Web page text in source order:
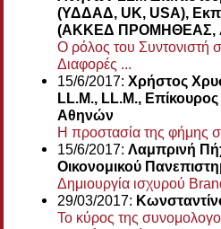
(ΥΔΔΑΔ, UK, USA),
(ΑΚΚΕΔ ΠΡΟΜΗΘΕΑΣ,
Ο ρόλος του Συντονιστή
Διαφορές ...
15/6/2017: Χρήστος
LL.M., LL.M.,
Αθηνών
Η προστασία της φήμης
15/6/2017: Λαμπρινή
Οικονομικού
Δημιουργία ισχυρού
29/03/2017:
Το κύρος της